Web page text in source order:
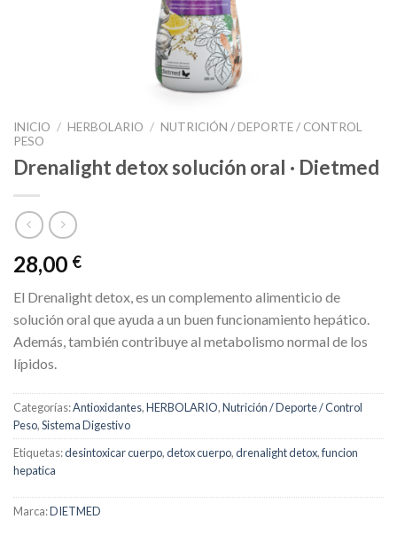
INICIO / HERBOLARIO / NUTRICIÓN / DEPORTE / CONTROL
PESO
Drenalight detox solución oral · Dietmed
28,00 €
El Drenalight detox, es un complemento alimenticio de
solución oral que ayuda a un buen funcionamiento hepático.
Además, también contribuye al metabolismo normal de los
lípidos.
Categorías:Antioxidantes,HERBOLARIO,Nutrición / Deporte / Control
Peso,Sistema Digestivo
Etiquetas:desintoxicar cuerpo,detox cuerpo,drenalight detox,funcion
hepatica
Marca:DIETMED